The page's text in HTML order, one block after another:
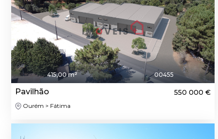
415,00 m² 00455
Pavilhão 550 000 €
Ourém > Fátima